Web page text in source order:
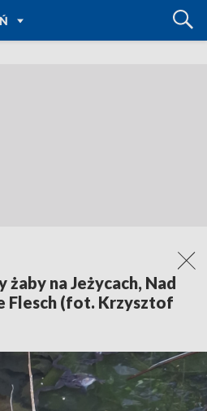
DO
żaby na Jeżycach, Nad
Flesch (fot. Krzysztof